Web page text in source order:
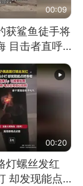
00:09
获鲨鱼徒手将
目击者直呼
来源：参考
00:20
灯螺丝发红
却发现能点